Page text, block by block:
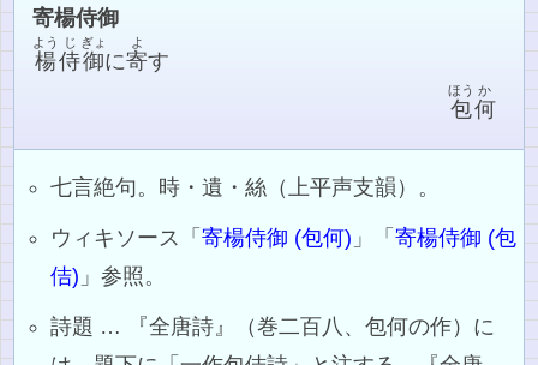
寄楊侍御
楊
よう
侍
じ
御
ぎょ
に寄
よ
す
包
ほう
何
か
七言絶句。時・遺・絲（上平声支韻）。
ウィキソース「寄楊侍御 (包何) 」「寄楊侍御 (包
佶) 」参照。
詩題 … 『全唐詩』（巻二百八、包何の作）に